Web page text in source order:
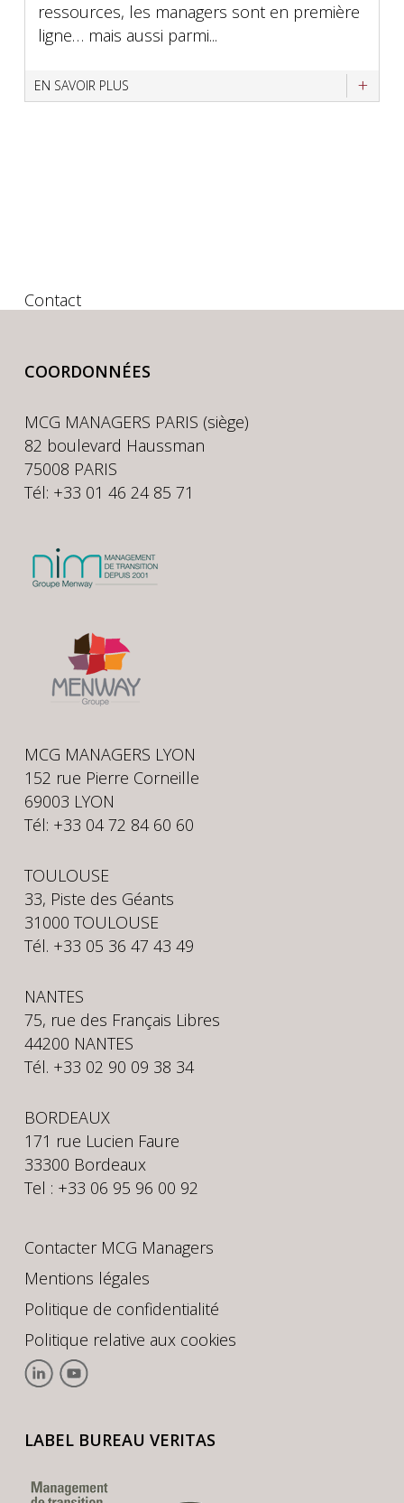
ressources, les managers sont en première
ligne… mais aussi parmi...
EN SAVOIR PLUS
Contact
COORDONNÉES
MCG MANAGERS PARIS (siège)
82 boulevard Haussman
75008 PARIS
Tél: +33 01 46 24 85 71
MCG MANAGERS LYON
152 rue Pierre Corneille
69003 LYON
Tél: +33 04 72 84 60 60
TOULOUSE
33, Piste des Géants
31000 TOULOUSE
Tél. +33 05 36 47 43 49
NANTES
75, rue des Français Libres
44200 NANTES
Tél. +33 02 90 09 38 34
BORDEAUX
171 rue Lucien Faure
33300 Bordeaux
Tel : +33 06 95 96 00 92
Contacter MCG Managers
Mentions légales
Politique de confidentialité
Politique relative aux cookies
LABEL BUREAU VERITAS